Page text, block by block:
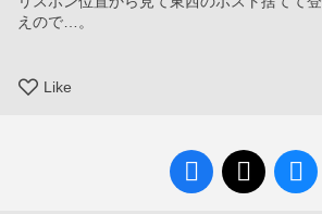
えので…。
Like